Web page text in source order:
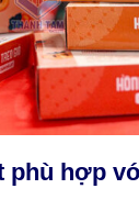
phù hợp